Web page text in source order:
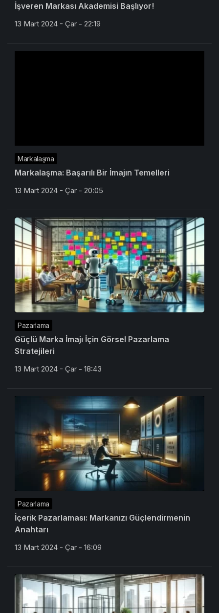
İşveren Markası Akademisi Başlıyor!
13 Mart 2024 - Çar - 22:19
Markalaşma
Markalaşma: Başarılı Bir İmajın Temelleri
13 Mart 2024 - Çar - 20:05
Pazarlama
Güçlü Marka İmajı İçin Görsel Pazarlama
Stratejileri
13 Mart 2024 - Çar - 18:43
Pazarlama
İçerik Pazarlaması: Markanızı Güçlendirmenin
Anahtarı
13 Mart 2024 - Çar - 16:09